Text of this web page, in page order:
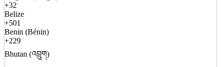
+32
Belize
+501
Benin (Bénin)
+229
Bhutan (འབྲུག)